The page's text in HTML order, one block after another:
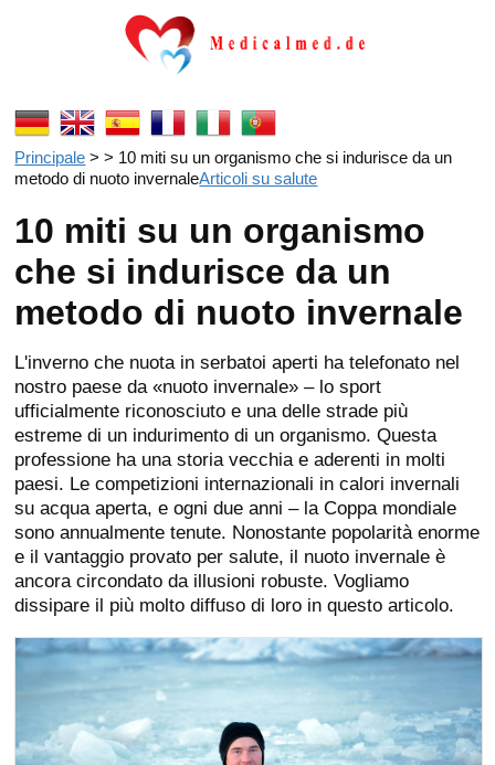
Principale > > 10 miti su un organismo che si indurisce da un
metodo di nuoto invernaleArticoli su salute
10 miti su un organismo
che si indurisce da un
metodo di nuoto invernale
L'inverno che nuota in serbatoi aperti ha telefonato nel
nostro paese da «nuoto invernale» – lo sport
ufficialmente riconosciuto e una delle strade più
estreme di un indurimento di un organismo. Questa
professione ha una storia vecchia e aderenti in molti
paesi. Le competizioni internazionali in calori invernali
su acqua aperta, e ogni due anni – la Coppa mondiale
sono annualmente tenute. Nonostante popolarità enorme
e il vantaggio provato per salute, il nuoto invernale è
ancora circondato da illusioni robuste. Vogliamo
dissipare il più molto diffuso di loro in questo articolo.